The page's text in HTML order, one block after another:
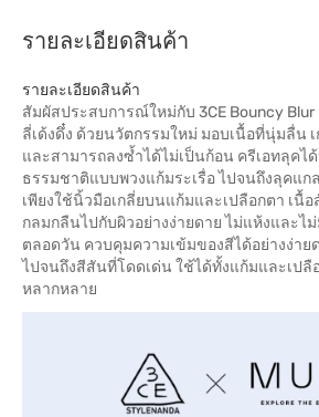
รายละเอียดสินค้า
รายละเอียดสินค้า
สัมผัสประสบการณ์ใหม่กับ 3CE Bouncy Blur
ลี่เด้งดึ๋ง ด้วยนวัตกรรมใหม่ มอบเนื้อที่นุ่มลื่น
และสามารถลงซ้ำได้ไม่เป็นก้อน ครีเอทลุคไ
ธรรมชาติแบบพวงแก้มระเรื่อ ไปจนถึงลุคแก
เพียงใช้นิ้วมือเกลี่ยบนแก้มและเปลือกตา เนื้
กลมกลืนไปกับผิวอย่างง่ายดาย ไม่แห้งและไ
ตลอดวัน ควบคุมความเข้มของสีได้อย่างง่าย
ไปจนถึงสีสันที่โดดเด่น ใช้ได้ทั้งแก้มและเปลื
หลากหลาย